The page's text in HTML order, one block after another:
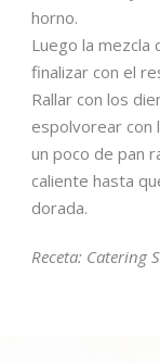
horno.
Luego la
finalizar con el
Rallar con los
espolvorear con
un poco de pan
caliente hasta
dorada.
Receta: Catering